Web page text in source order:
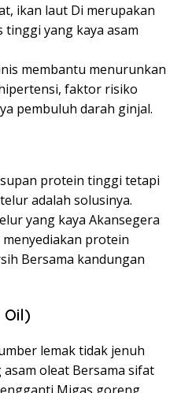
ikan laut Di merupakan
yang kaya asam
membantu menurunkan
faktor risiko
pembuluh darah ginjal.
protein tinggi tetapi
adalah solusinya.
yang kaya Akansegera
protein
Bersama kandungan
Oil)
lemak tidak jenuh
oleat Bersama sifat